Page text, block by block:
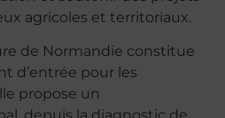
agricoles et territoriaux.
de Normandie constitue
d’entrée pour les
propose un